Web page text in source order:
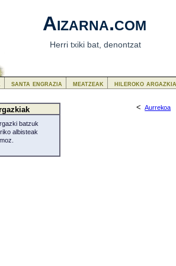
Aizarna.com
Herri txiki bat, denontzat
<Aurrekoa
batzuk
albisteak
santa engrazia meatzeak hileroko